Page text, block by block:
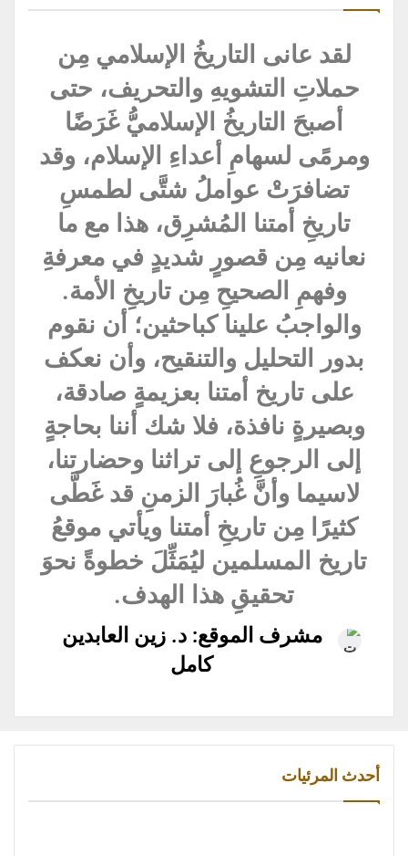
لقد عانى التاريخُ الإسلامي مِن
حملاتِ التشويهِ والتحريف، حتى
أصبحَ التاريخُ الإسلاميُّ غَرَضًا
ومرمًى لسهامِ أعداءِ الإسلام، وقد
تضافرَتْ عواملُ شتَّى لطمسِ
تاريخِ أمتنا المُشرِق، هذا مع ما
نعانيه مِن قصورٍ شديدٍ في معرفةِ
وفهمِ الصحيحِ مِن تاريخِ الأمة.
والواجبُ علينا كباحثين؛ أن نقوم
بدور التحليل والتنقيح، وأن نعكف
على تاريخ أمتنا بعزيمةٍ صادقة،
وبصيرةٍ نافذة، فلا شك أننا بحاجةٍ
إلى الرجوعِ إلى تراثنا وحضارتنا،
لاسيما وأنَّ غُبارَ الزمنِ قد غَطَّى
كثيرًا مِن تاريخِ أمتنا ويأتي موقعُ
تاريخ المسلمين ليُمَثِّلَ خطوةً نحوَ
تحقيقِِ هذا الهدف.
مشرف الموقع: د. زين العابدين
كامل
أحدث المرئيات